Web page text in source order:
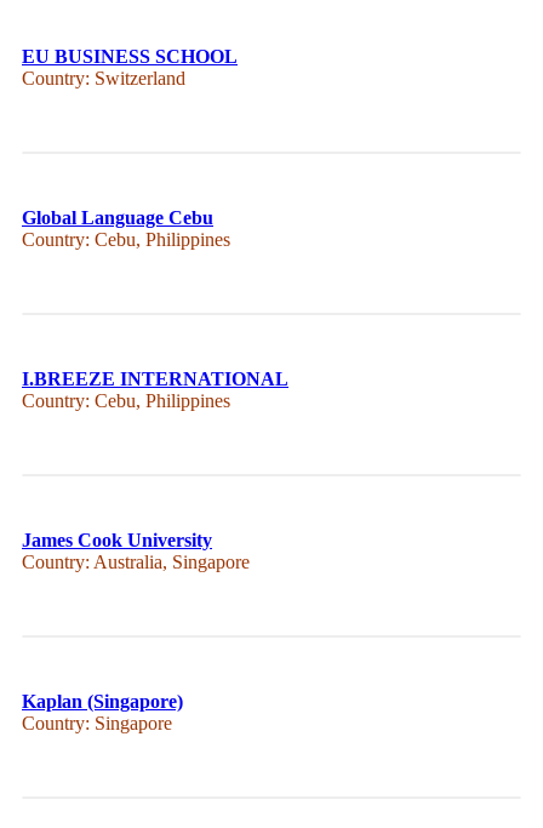
EU BUSINESS SCHOOL
Country: Switzerland
Global Language Cebu
Country: Cebu, Philippines
I.BREEZE INTERNATIONAL
Country: Cebu, Philippines
James Cook University
Country: Australia, Singapore
Kaplan (Singapore)
Country: Singapore